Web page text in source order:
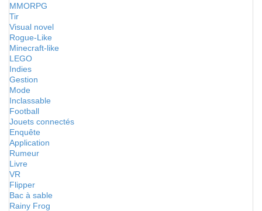
MMORPG
Tir
Visual novel
Rogue-Like
Minecraft-like
LEGO
Indies
Gestion
Mode
Inclassable
Football
Jouets connectés
Enquête
Application
Rumeur
Livre
VR
Flipper
Bac à sable
Rainy Frog